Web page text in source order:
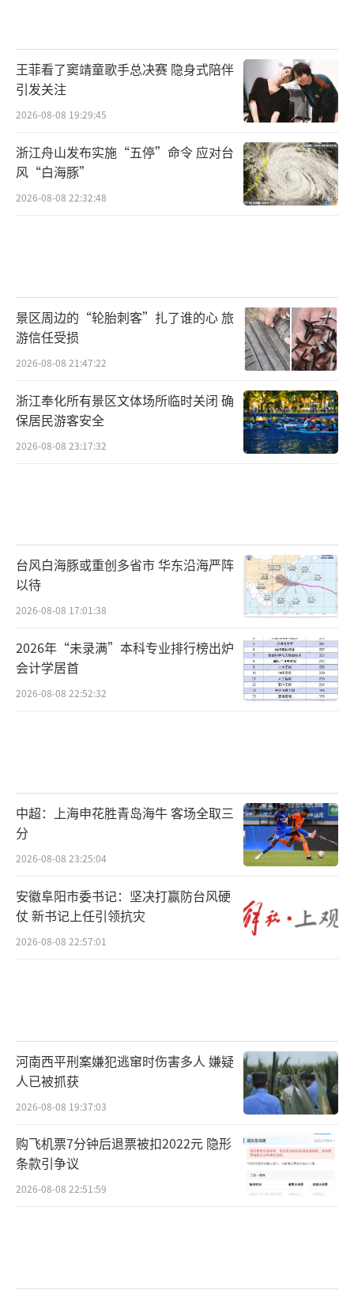
王菲看了窦靖童歌手总决赛 隐身式陪伴
引发关注
2026-08-08 19:29:45
浙江舟山发布实施“五停”命令 应对台
风“白海豚”
2026-08-08 22:32:48
景区周边的“轮胎刺客”扎了谁的心 旅
游信任受损
2026-08-08 21:47:22
浙江奉化所有景区文体场所临时关闭 确
保居民游客安全
2026-08-08 23:17:32
台风白海豚或重创多省市 华东沿海严阵
以待
2026-08-08 17:01:38
2026年“未录满”本科专业排行榜出炉
会计学居首
2026-08-08 22:52:32
中超：上海申花胜青岛海牛 客场全取三
分
2026-08-08 23:25:04
安徽阜阳市委书记：坚决打赢防台风硬
仗 新书记上任引领抗灾
2026-08-08 22:57:01
河南西平刑案嫌犯逃窜时伤害多人 嫌疑
人已被抓获
2026-08-08 19:37:03
购飞机票7分钟后退票被扣2022元 隐形
条款引争议
2026-08-08 22:51:59